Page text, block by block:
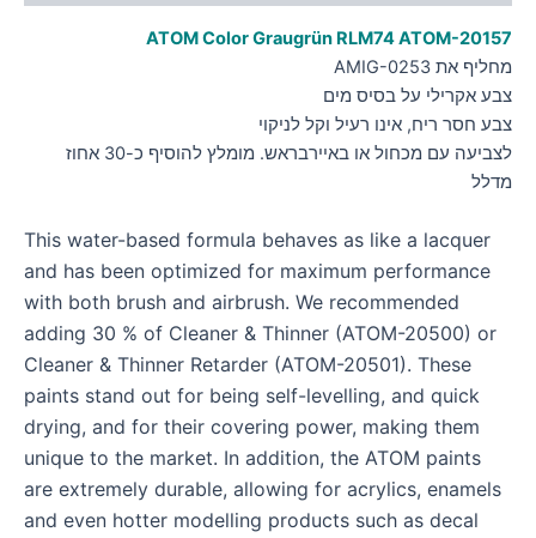
ATOM Color Graugrün RLM74ATOM-20157
מחליף את AMIG-0253
צבע אקרילי על בסיס מים
צבע חסר ריח, אינו רעיל וקל לניקוי
לצביעה עם מכחול או באיירבראש. מומלץ להוסיף כ-30 אחוז
מדלל
This water-based formula behaves as like a lacquer
and has been optimized for maximum performance
with both brush and airbrush. We recommended
adding 30 % of Cleaner & Thinner (ATOM-20500) or
Cleaner & Thinner Retarder (ATOM-20501). These
paints stand out for being self-levelling, and quick
drying, and for their covering power, making them
unique to the market. In addition, the ATOM paints
are extremely durable, allowing for acrylics, enamels
and even hotter modelling products such as decal